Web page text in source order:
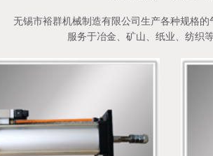
无锡市裕群机械制造有限公司生产各种规格的
服务于冶金、矿山、纸业、纺织